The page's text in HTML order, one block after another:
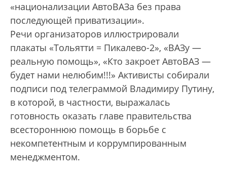
«национализации АвтоВАЗа без права
последующей приватизации».
Речи организаторов иллюстрировали
плакаты «Тольятти = Пикалево-2», «ВАЗу —
реальную помощь», «Кто закроет АвтоВАЗ —
будет нами нелюбим!!!» Активисты собирали
подписи под телеграммой Владимиру Путину,
в которой, в частности, выражалась
готовность оказать главе правительства
всестороннюю помощь в борьбе с
некомпетентным и коррумпированным
менеджментом.